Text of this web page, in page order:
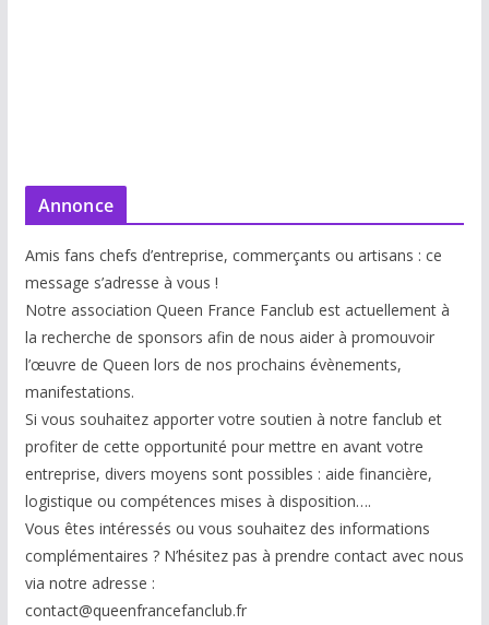
Annonce
Amis fans chefs d’entreprise, commerçants ou artisans : ce
message s’adresse à vous !
Notre association Queen France Fanclub est actuellement à
la recherche de sponsors afin de nous aider à promouvoir
l’œuvre de Queen lors de nos prochains évènements,
manifestations.
Si vous souhaitez apporter votre soutien à notre fanclub et
profiter de cette opportunité pour mettre en avant votre
entreprise, divers moyens sont possibles : aide financière,
logistique ou compétences mises à disposition….
Vous êtes intéressés ou vous souhaitez des informations
complémentaires ? N’hésitez pas à prendre contact avec nous
via notre adresse :
contact@queenfrancefanclub.fr